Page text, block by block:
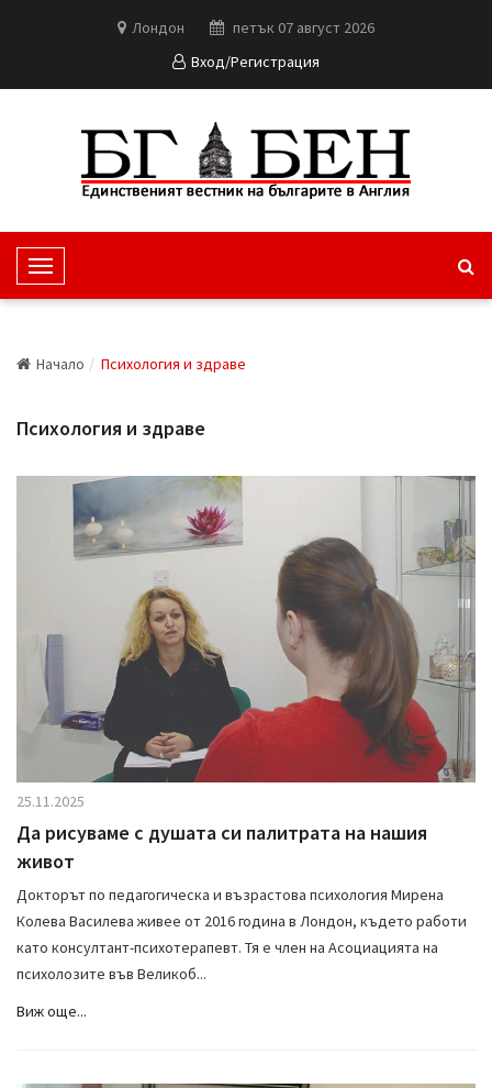
Лондон
петък 07 август 2026
Вход/Регистрация
T
o
l
N
v
o
Начало Психология и здраве
Психология и здраве
25.11.2025
Да рисуваме с душата си палитрата на нашия
живот
Докторът по педагогическа и възрастова психология Мирена
Колева Василева живее от 2016 година в Лондон, където работи
като консултант-психотерапевт. Тя е член на Асоциацията на
психолозите във Великоб...
Виж още...